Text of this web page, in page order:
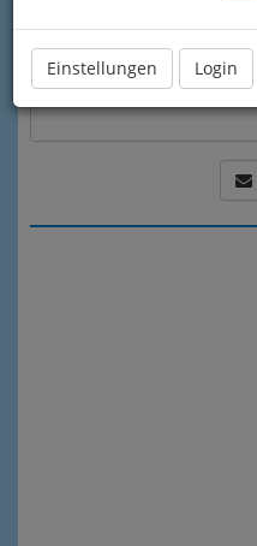
Einstellungen Login